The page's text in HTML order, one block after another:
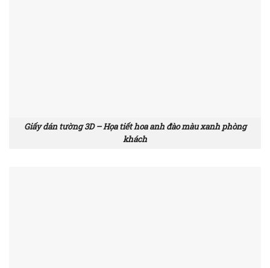
Giấy dán tường 3D – Họa tiết hoa anh đào màu xanh phòng
khách